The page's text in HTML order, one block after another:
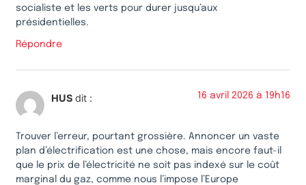
socialiste et les verts pour durer jusqu’aux
présidentielles.
Répondre
HUS dit : 16 avril 2026 à 19h16
Trouver l’erreur, pourtant grossière. Annoncer un vaste
plan d’électrification est une chose, mais encore faut-il
que le prix de l’électricité ne soit pas indexé sur le coût
marginal du gaz, comme nous l’impose l’Europe